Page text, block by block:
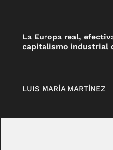
La Europa real,
capitalismo industrial
LUIS MARÍA MARTÍNEZ